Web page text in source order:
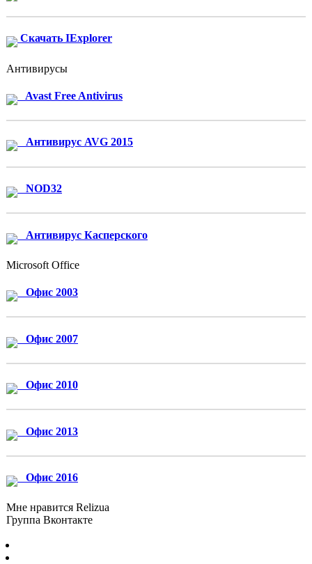
Скачать IExplorer
Антивирусы
Avast Free Antivirus
Антивирус AVG 2015
NOD32
Антивирус Касперского
Microsoft Office
Офис 2003
Офис 2007
Офис 2010
Офис 2013
Офис 2016
Мне нравится Relizua
Группа Вконтакте